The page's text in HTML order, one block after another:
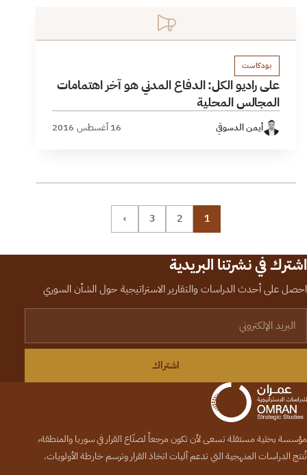
بودكاست
على راديو الكل: الدفاع المدني هو آخر اهتمامات
المجالس المحلية
أيمن الدسوقي 16 أغسطس 2016
1
2
3
›
اشترك في نشرتنا البريدية
احصل على أحدث الدراسات والتقارير الاستراتيجية حول الشأن السوري
اشتراك
مؤسسة بحثية مستقلة تسعى لأن تكون مرجعاً لصنّاع القرار في سوريا والمنطقة،
تُنتج الدراسات المنهجية التي تدعم آليات اتخاذ القرار وترسم خارطة الأولويات.